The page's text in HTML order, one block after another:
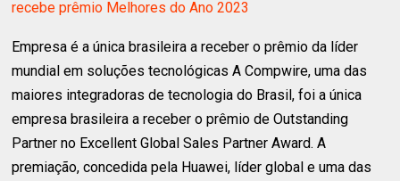
recebe prêmio Melhores do Ano 2023
Empresa é a única brasileira a receber o prêmio da líder
mundial em soluções tecnológicas A Compwire, uma das
maiores integradoras de tecnologia do Brasil, foi a única
empresa brasileira a receber o prêmio de Outstanding
Partner no Excellent Global Sales Partner Award. A
premiação, concedida pela Huawei, líder global e uma das